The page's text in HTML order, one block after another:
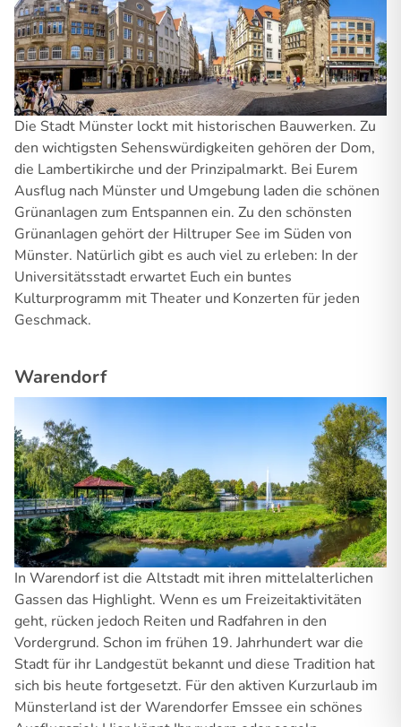
Die Stadt Münster lockt mit historischen Bauwerken. Zu
den wichtigsten Sehenswürdigkeiten gehören der Dom,
die Lambertikirche und der Prinzipalmarkt. Bei Eurem
Ausflug nach Münster und Umgebung laden die schönen
Grünanlagen zum Entspannen ein. Zu den schönsten
Grünanlagen gehört der Hiltruper See im Süden von
Münster. Natürlich gibt es auch viel zu erleben: In der
Universitätsstadt erwartet Euch ein buntes
Kulturprogramm mit Theater und Konzerten für jeden
Geschmack.
Warendorf
In Warendorf ist die Altstadt mit ihren mittelalterlichen
Gassen das Highlight. Wenn es um Freizeitaktivitäten
geht, rücken jedoch Reiten und Radfahren in den
Vordergrund. Schon im frühen 19. Jahrhundert war die
Stadt für ihr Landgestüt bekannt und diese Tradition hat
sich bis heute fortgesetzt. Für den aktiven Kurzurlaub im
Münsterland ist der Warendorfer Emssee ein schönes